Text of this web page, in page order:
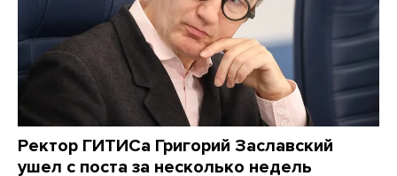
Ректор ГИТИСа Григорий Заславский
ушел с поста за несколько недель